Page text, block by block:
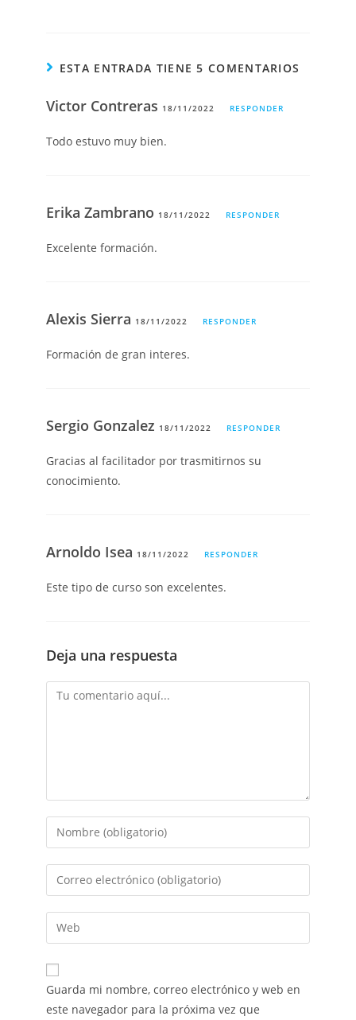
ESTA ENTRADA TIENE 5 COMENTARIOS
Victor Contreras 18/11/2022 RESPONDER
Todo estuvo muy bien.
Erika Zambrano 18/11/2022 RESPONDER
Excelente formación.
Alexis Sierra 18/11/2022 RESPONDER
Formación de gran interes.
Sergio Gonzalez 18/11/2022 RESPONDER
Gracias al facilitador por trasmitirnos su
conocimiento.
Arnoldo Isea 18/11/2022 RESPONDER
Este tipo de curso son excelentes.
Deja una respuesta
Guarda mi nombre, correo electrónico y web en
este navegador para la próxima vez que